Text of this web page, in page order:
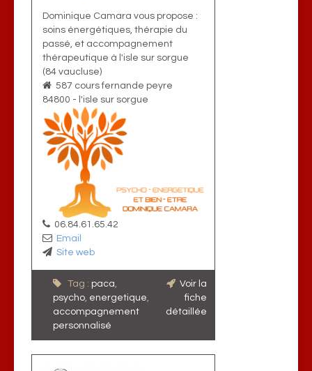
Dominique Camara vous propose :
soins énergétiques, thérapie du
passé, et accompagnement
thérapeutique à l'isle sur sorgue
(84 vaucluse)
587 cours fernande peyre
84800 - l'isle sur sorgue
06.84.61.65.42
Email
Site web
Tag : paca,
psycho, energetique,
accompagnement
personnalisé
Voir la
fiche
détaillée